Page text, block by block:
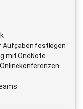
Aufgaben festlegen
mit OneNote